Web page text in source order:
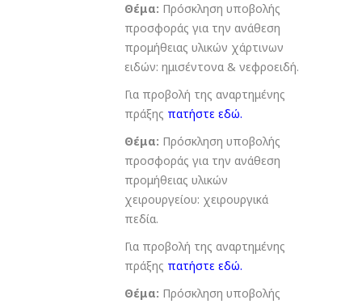
Θέμα: Πρόσκληση υποβολής
προσφοράς για την ανάθεση
προμήθειας υλικών χάρτινων
ειδών: ημισέντονα & νεφροειδή.
Για προβολή της αναρτημένης
πράξης πατήστε εδώ.
Θέμα: Πρόσκληση υποβολής
προσφοράς για την ανάθεση
προμήθειας υλικών
χειρουργείου: χειρουργικά
πεδία.
Για προβολή της αναρτημένης
πράξης πατήστε εδώ.
Θέμα: Πρόσκληση υποβολής